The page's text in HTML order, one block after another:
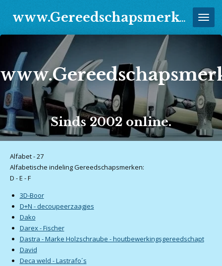
direct
hoofdinhoud
www.Gereedschapsmerken.Jouwweb.nl
Sinds 2002 online.
Alfabet - 27
Alfabetische indeling Gereedschapsmerken:
D - E - F
3D-Boor
D+N - decoupeerzaagjes
Dako
Darex - Fischer
Dastra - Marke Holzschraube - houtbewerkingsgereedschapt
David
Deca weld - Lastrafo´s